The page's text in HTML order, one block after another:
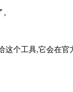
个工具,它会在